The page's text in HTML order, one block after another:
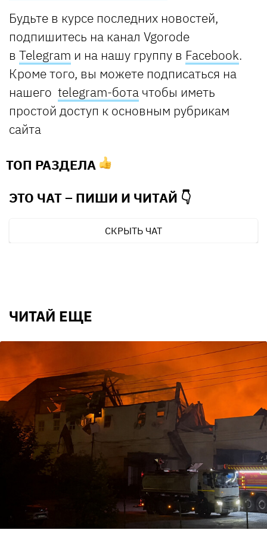
Будьте в курсе последних новостей,
подпишитесь на канал Vgorode
в Telegram и на нашу группу в Facebook.
Кроме того, вы можете подписаться на
нашего telegram-бота чтобы иметь
простой доступ к основным рубрикам
сайта
ТОП РАЗДЕЛА
ЭТО ЧАТ – ПИШИ И ЧИТАЙ 👇
СКРЫТЬ ЧАТ
ЧИТАЙ ЕЩЕ